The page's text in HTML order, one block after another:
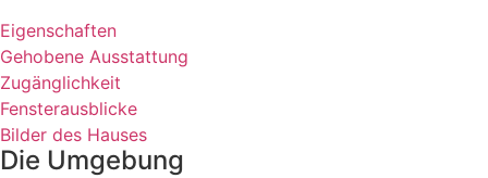
Eigenschaften
Gehobene Ausstattung
Zugänglichkeit
Fensterausblicke
Bilder des Hauses
Die Umgebung